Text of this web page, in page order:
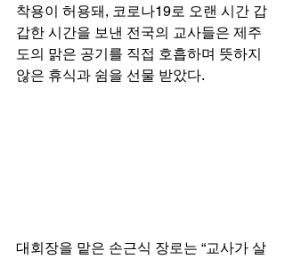
착용이 허용돼, 코로나19로 오랜 시간 갑
갑한 시간을 보낸 전국의 교사들은 제주
도의 맑은 공기를 직접 호흡하며 뜻하지
않은 휴식과 쉼을 선물 받았다.
대회장을 맡은 손근식 장로는 “교사가 살